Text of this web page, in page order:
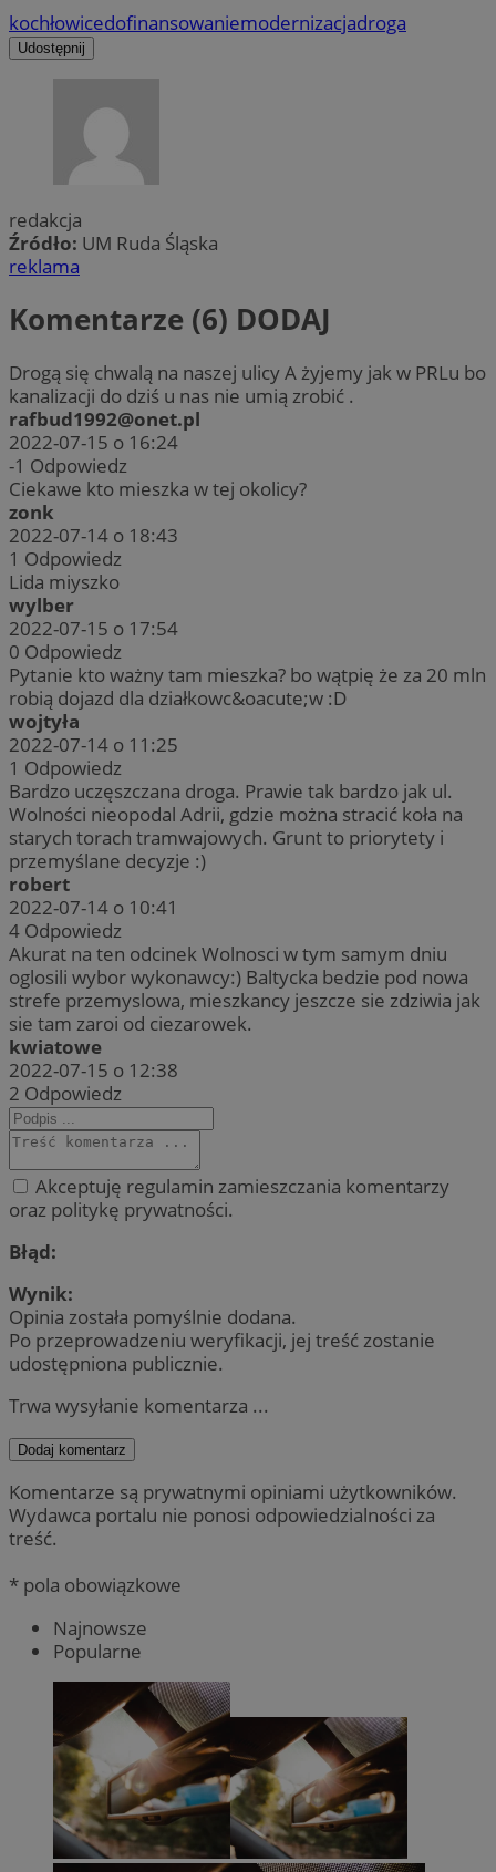
kochłowicedofinansowaniemodernizacjadroga
Udostępnij
redakcja
Źródło: UM Ruda Śląska
reklama
Komentarze (6) DODAJ
Drogą się chwalą na naszej ulicy A żyjemy jak w PRLu bo
kanalizacji do dziś u nas nie umią zrobić .
rafbud1992@onet.pl
2022-07-15 o 16:24
-1 Odpowiedz
Ciekawe kto mieszka w tej okolicy?
zonk
2022-07-14 o 18:43
1 Odpowiedz
Lida miyszko
wylber
2022-07-15 o 17:54
0 Odpowiedz
Pytanie kto ważny tam mieszka? bo wątpię że za 20 mln
robią dojazd dla działkowc&oacute;w :D
wojtyła
2022-07-14 o 11:25
1 Odpowiedz
Bardzo uczęszczana droga. Prawie tak bardzo jak ul.
Wolności nieopodal Adrii, gdzie można stracić koła na
starych torach tramwajowych. Grunt to priorytety i
przemyślane decyzje :)
robert
2022-07-14 o 10:41
4 Odpowiedz
Akurat na ten odcinek Wolnosci w tym samym dniu
oglosili wybor wykonawcy:) Baltycka bedzie pod nowa
strefe przemyslowa, mieszkancy jeszcze sie zdziwia jak
sie tam zaroi od ciezarowek.
kwiatowe
2022-07-15 o 12:38
2 Odpowiedz
Akceptuję regulamin zamieszczania komentarzy
oraz politykę prywatności.
Błąd:
Wynik:
Opinia została pomyślnie dodana.
Po przeprowadzeniu weryfikacji, jej treść zostanie
udostępniona publicznie.
Trwa wysyłanie komentarza ...
Dodaj komentarz
Komentarze są prywatnymi opiniami użytkowników.
Wydawca portalu nie ponosi odpowiedzialności za
treść.
* pola obowiązkowe
Najnowsze
Popularne